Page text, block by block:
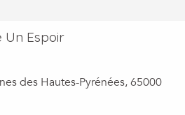
Un Espoir
des Hautes-Pyrénées, 65000